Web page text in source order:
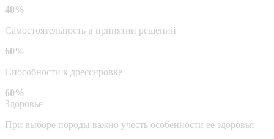
40%
Самостоятельность в принятии решений
60%
Способности к дрессировке
60%
Здоровье
При выборе породы важно учесть особенности ее здоровья